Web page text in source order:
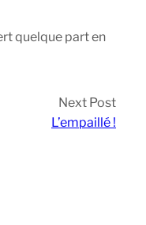
quelque part en
Next Post
L’empaillé !